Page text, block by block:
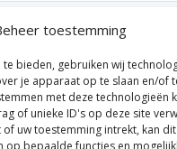
toestemming
bieden, gebruiken wij
je apparaat op te slaan en/of
met deze technologieën
of unieke ID's op deze site
uw toestemming intrekt, kan
op bepaalde functies en
Bel Las en